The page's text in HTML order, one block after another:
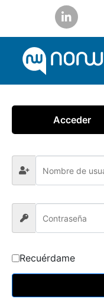
Acceder
Recuérdame